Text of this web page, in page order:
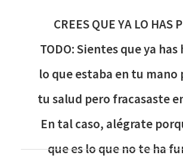
CREES QUE YA LO HAS
TODO: Sientes que ya
lo que estaba en tu mano
tu salud pero fracasaste
En tal caso, alégrate
que es lo que no te ha